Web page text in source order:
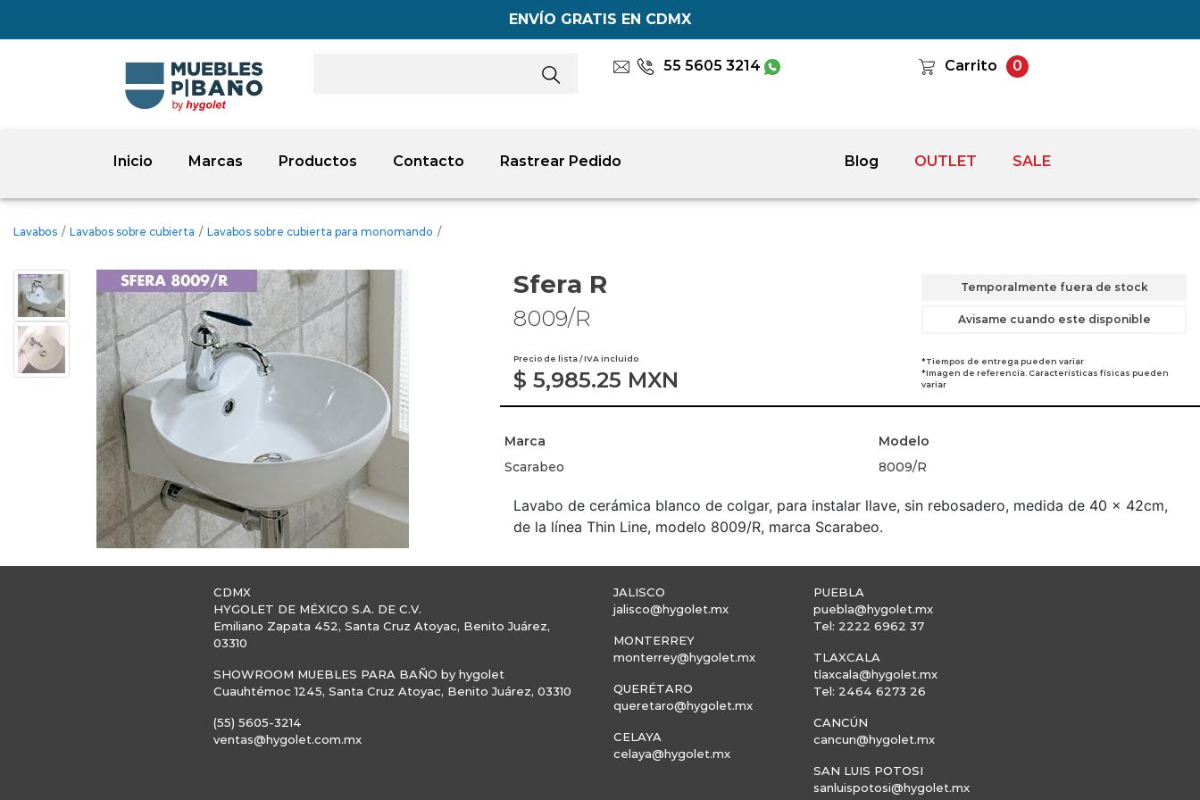
ENVÍO GRATIS EN CDMX
55 5605 3214 Carrito 0
Inicio Marcas Productos Contacto Rastrear Pedido Blog OUTLET SALE
Lavabos / Lavabos sobre cubierta / Lavabos sobre cubierta para monomando /
Sfera R
8009/R
Precio de lista / IVA incluido
$ 5,985.25 MXN
Temporalmente fuera de stock
Avisame cuando este disponible
*Tiempos de entrega pueden variar
*Imagen de referencia. Características físicas pueden
variar
Marca
Modelo
Scarabeo
8009/R
Lavabo de cerámica blanco de colgar, para instalar llave, sin rebosadero, medida de 40 x 42cm,
de la línea Thin Line, modelo 8009/R, marca Scarabeo.
CDMX
HYGOLET DE MÉXICO S.A. DE C.V.
Emiliano Zapata 452, Santa Cruz Atoyac, Benito Juárez,
03310
SHOWROOM MUEBLES PARA BAÑO by hygolet
Cuauhtémoc 1245, Santa Cruz Atoyac, Benito Juárez, 03310
(55) 5605-3214
ventas@hygolet.com.mx
JALISCO
jalisco@hygolet.mx
MONTERREY
monterrey@hygolet.mx
QUERÉTARO
queretaro@hygolet.mx
CELAYA
celaya@hygolet.mx
PUEBLA
puebla@hygolet.mx
Tel: 2222 6962 37
TLAXCALA
tlaxcala@hygolet.mx
Tel: 2464 6273 26
CANCÚN
cancun@hygolet.mx
SAN LUIS POTOSI
sanluispotosi@hygolet.mx